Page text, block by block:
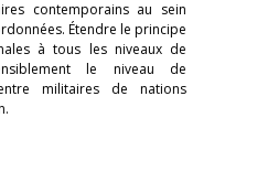
contemporains au sein
Étendre le principe
à tous les niveaux de
le niveau de
militaires de nations